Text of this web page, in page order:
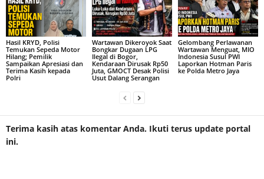
Hasil KRYD, Polisi
Temukan Sepeda Motor
Hilang; Pemilik
Sampaikan Apresiasi dan
Terima Kasih kepada
Polri
Wartawan Dikeroyok Saat
Bongkar Dugaan LPG
Ilegal di Bogor,
Kendaraan Dirusak Rp50
Juta, GMOCT Desak Polisi
Usut Dalang Serangan
Gelombang Perlawanan
Wartawan Menguat, MIO
Indonesia Susul PWI
Laporkan Hotman Paris
ke Polda Metro Jaya
Terima kasih atas komentar Anda. Ikuti terus update portal
ini.